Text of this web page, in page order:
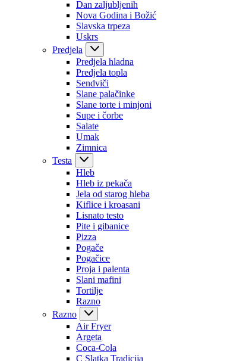
Dan zaljubljenih
Nova Godina i Božić
Slavska trpeza
Uskrs
Predjela
Predjela hladna
Predjela topla
Sendviči
Slane palačinke
Slane torte i minjoni
Supe i čorbe
Salate
Umak
Zimnica
Testa
Hleb
Hleb iz pekača
Jela od starog hleba
Kiflice i kroasani
Lisnato testo
Pite i gibanice
Pizza
Pogače
Pogačice
Proja i palenta
Slani mafini
Tortilje
Razno
Razno
Air Fryer
Argeta
Coca-Cola
C Slatka Tradicija